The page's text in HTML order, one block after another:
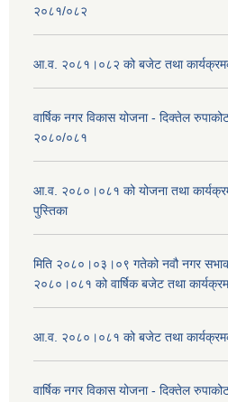
२०८१/०८२
आ.व. २०८१।०८२ को बजेट तथा
वार्षिक नगर विकास योजना - दिक्तेल
२०८०/०८१
आ.व. २०८०।०८१ को योजना तथा
पुस्तिका
मिति २०८०।०३।०९ गतेको नवौ नगर
२०८०।०८१ को वार्षिक बजेट तथा
आ.व. २०८०।०८१ को बजेट तथा
वार्षिक नगर विकास योजना - दिक्तेल